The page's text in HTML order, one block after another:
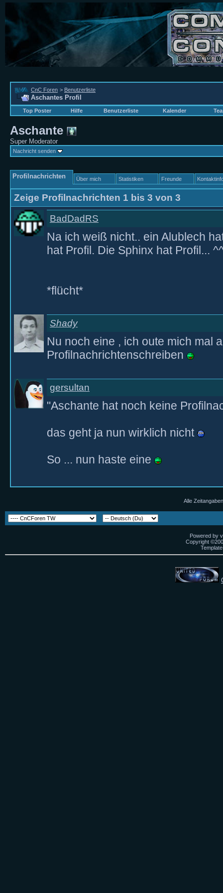
CnC Foren > Benutzerliste
Aschantes Profil
Top Poster Hilfe Benutzerliste Kalender
Aschante
Super Moderator
Nachricht senden
Profilnachrichten Über mich Statistiken Freunde
Zeige Profilnachrichten 1 bis 3 von 3
BadDadRS
Na ich weiß nicht.. ein Alublech
hat Profil. Die Sphinx hat Profil...
*flücht*
Shady
Nu noch eine , ich oute mich mal
Profilnachrichtenschreiben
gersultan
"Aschante hat noch keine
das geht ja nun wirklich nicht
So ... nun haste eine
Alle
Powered by
Copyright